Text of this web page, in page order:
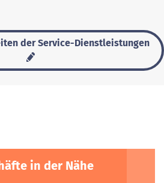
der Service-Dienstleistungen
in der Nähe